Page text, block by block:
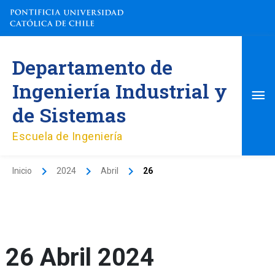
contenido
Departamento de
Ingeniería Industrial y
de Sistemas
Escuela de Ingeniería
Inicio 2024 Abril 26
26 Abril 2024